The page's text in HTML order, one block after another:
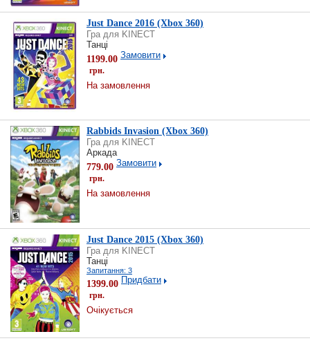
Just Dance 2016 (Xbox 360)
Гра для KINECT
Танці
1199.00
грн.
Замовити
На замовлення
Rabbids Invasion (Xbox 360)
Гра для KINECT
Аркада
779.00
грн.
Замовити
На замовлення
Just Dance 2015 (Xbox 360)
Гра для KINECT
Танці
Запитання: 3
1399.00
грн.
Придбати
Очікується